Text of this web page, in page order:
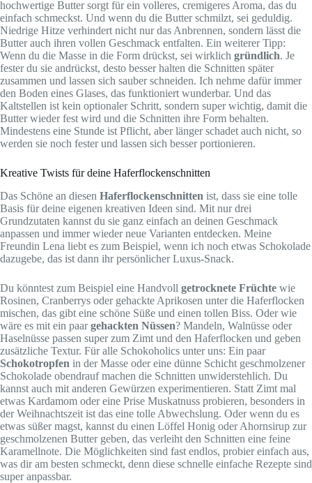
hochwertige Butter sorgt für ein volleres, cremigeres Aroma, das du
einfach schmeckst. Und wenn du die Butter schmilzt, sei geduldig.
Niedrige Hitze verhindert nicht nur das Anbrennen, sondern lässt die
Butter auch ihren vollen Geschmack entfalten. Ein weiterer Tipp:
Wenn du die Masse in die Form drückst, sei wirklich gründlich. Je
fester du sie andrückst, desto besser halten die Schnitten später
zusammen und lassen sich sauber schneiden. Ich nehme dafür immer
den Boden eines Glases, das funktioniert wunderbar. Und das
Kaltstellen ist kein optionaler Schritt, sondern super wichtig, damit die
Butter wieder fest wird und die Schnitten ihre Form behalten.
Mindestens eine Stunde ist Pflicht, aber länger schadet auch nicht, so
werden sie noch fester und lassen sich besser portionieren.
Kreative Twists für deine Haferflockenschnitten
Das Schöne an diesen Haferflockenschnitten ist, dass sie eine tolle
Basis für deine eigenen kreativen Ideen sind. Mit nur drei
Grundzutaten kannst du sie ganz einfach an deinen Geschmack
anpassen und immer wieder neue Varianten entdecken. Meine
Freundin Lena liebt es zum Beispiel, wenn ich noch etwas Schokolade
dazugebe, das ist dann ihr persönlicher Luxus-Snack.
Du könntest zum Beispiel eine Handvoll getrocknete Früchte wie
Rosinen, Cranberrys oder gehackte Aprikosen unter die Haferflocken
mischen, das gibt eine schöne Süße und einen tollen Biss. Oder wie
wäre es mit ein paargehackten Nüssen? Mandeln, Walnüsse oder
Haselnüsse passen super zum Zimt und den Haferflocken und geben
zusätzliche Textur. Für alle Schokoholics unter uns: Ein paar
Schokotropfen in der Masse oder eine dünne Schicht geschmolzener
Schokolade obendrauf machen die Schnitten unwiderstehlich. Du
kannst auch mit anderen Gewürzen experimentieren. Statt Zimt mal
etwas Kardamom oder eine Prise Muskatnuss probieren, besonders in
der Weihnachtszeit ist das eine tolle Abwechslung. Oder wenn du es
etwas süßer magst, kannst du einen Löffel Honig oder Ahornsirup zur
geschmolzenen Butter geben, das verleiht den Schnitten eine feine
Karamellnote. Die Möglichkeiten sind fast endlos, probier einfach aus,
was dir am besten schmeckt, denn diese schnelle einfache Rezepte sind
super anpassbar.